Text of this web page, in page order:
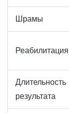
Шрамы
Реабилитация
Длительность
результата